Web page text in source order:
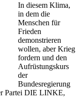
In diesem Klima,
in dem die
Menschen für
Frieden
demonstrieren
wollen, aber Krieg
fordern und den
Aufrüstungskurs
der
Bundesregierung
Partei DIE LINKE,